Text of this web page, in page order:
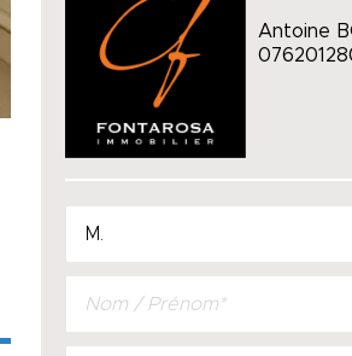
Antoine